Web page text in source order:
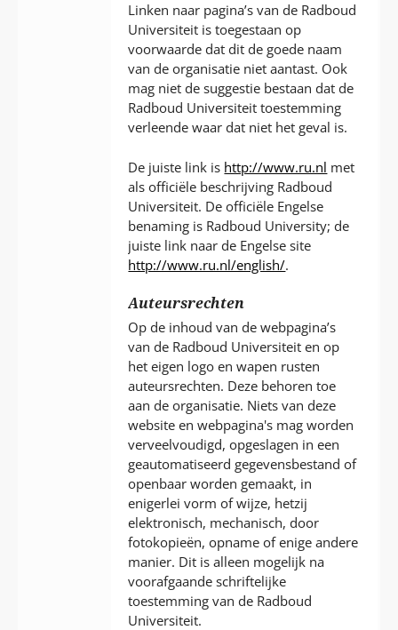
Linken naar pagina’s van de Radboud
Universiteit is toegestaan op
voorwaarde dat dit de goede naam
van de organisatie niet aantast. Ook
mag niet de suggestie bestaan dat de
Radboud Universiteit toestemming
verleende waar dat niet het geval is.
De juiste link is http://www.ru.nl met
als officiële beschrijving Radboud
Universiteit. De officiële Engelse
benaming is Radboud University; de
juiste link naar de Engelse site
http://www.ru.nl/english/.
Auteursrechten
Op de inhoud van de webpagina’s
van de Radboud Universiteit en op
het eigen logo en wapen rusten
auteursrechten. Deze behoren toe
aan de organisatie. Niets van deze
website en webpagina's mag worden
verveelvoudigd, opgeslagen in een
geautomatiseerd gegevensbestand of
openbaar worden gemaakt, in
enigerlei vorm of wijze, hetzij
elektronisch, mechanisch, door
fotokopieën, opname of enige andere
manier. Dit is alleen mogelijk na
voorafgaande schriftelijke
toestemming van de Radboud
Universiteit.